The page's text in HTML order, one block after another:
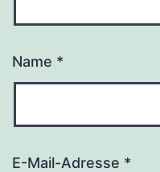
Name *
E-Mail-Adresse *